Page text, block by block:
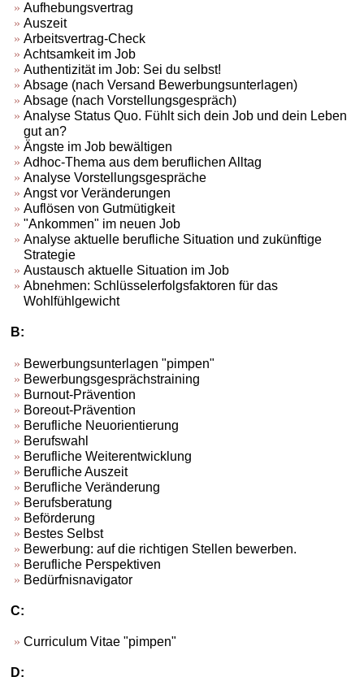
Aufhebungsvertrag
Auszeit
Arbeitsvertrag-Check
Achtsamkeit im Job
Authentizität im Job: Sei du selbst!
Absage (nach Versand Bewerbungsunterlagen)
Absage (nach Vorstellungsgespräch)
Analyse Status Quo. Fühlt sich dein Job und dein Leben
gut an?
Ängste im Job bewältigen
Adhoc-Thema aus dem beruflichen Alltag
Analyse Vorstellungsgespräche
Angst vor Veränderungen
Auflösen von Gutmütigkeit
"Ankommen" im neuen Job
Analyse aktuelle berufliche Situation und zukünftige
Strategie
Austausch aktuelle Situation im Job
Abnehmen: Schlüsselerfolgsfaktoren für das
Wohlfühlgewicht
B:
Bewerbungsunterlagen "pimpen"
Bewerbungsgesprächstraining
Burnout-Prävention
Boreout-Prävention
Berufliche Neuorientierung
Berufswahl
Berufliche Weiterentwicklung
Berufliche Auszeit
Berufliche Veränderung
Berufsberatung
Beförderung
Bestes Selbst
Bewerbung: auf die richtigen Stellen bewerben.
Berufliche Perspektiven
Bedürfnisnavigator
C:
Curriculum Vitae "pimpen"
D: